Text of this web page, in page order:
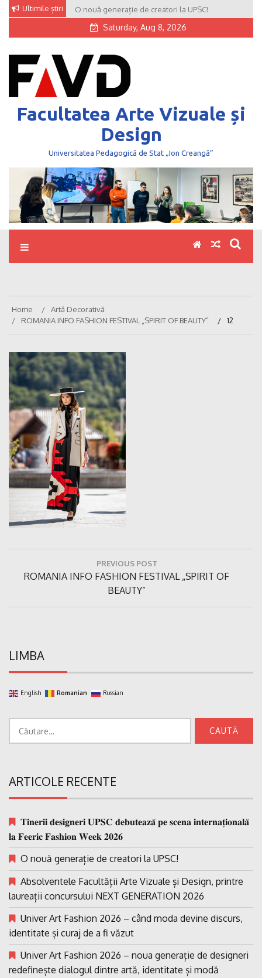
Skip
content
Ultimile știri O nouă generație de creatori la UPSC!
Saturday, Aug 8, 2026
Facultatea Arte Vizuale și
Design
Universitatea Pedagogică de Stat „Ion Creangă”
Home
Artă Decorativă
ROMANIA INFO FASHION FESTIVAL „SPIRIT OF BEAUTY”
12
articole
PREVIOUS POST
Previous
ROMANIA INFO FASHION FESTIVAL „SPIRIT OF
BEAUTY”
LIMBA
English Romanian Russian
ARTICOLE RECENTE
𝐓𝐢𝐧𝐞𝐫𝐢𝐢 𝐝𝐞𝐬𝐢𝐠𝐧𝐞𝐫𝐢 𝐔𝐏𝐒𝐂 𝐝𝐞𝐛𝐮𝐭𝐞𝐚𝐳𝐚̆ 𝐩𝐞 𝐬𝐜𝐞𝐧𝐚 𝐢𝐧𝐭𝐞𝐫𝐧𝐚𝐭̗𝐢𝐨𝐧𝐚𝐥𝐚̆
𝐥𝐚 𝐅𝐞𝐞𝐫𝐢𝐜 𝐅𝐚𝐬𝐡𝐢𝐨𝐧 𝐖𝐞𝐞𝐤 𝟐𝟎𝟐𝟔
O nouă generație de creatori la UPSC!
Absolventele Facultății Arte Vizuale și Design, printre
laureații concursului NEXT GENERATION 2026
Univer Art Fashion 2026 – când moda devine discurs,
identitate și curaj de a fi văzut
Univer Art Fashion 2026 – noua generație de designeri
redefinește dialogul dintre artă, identitate și modă